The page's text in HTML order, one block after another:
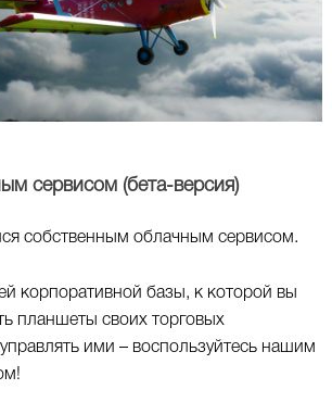
сервисом (бета-версия)
собственным облачным сервисом.
корпоративной базы, к которой вы
планшеты своих торговых
ими – воспользуйтесь нашим